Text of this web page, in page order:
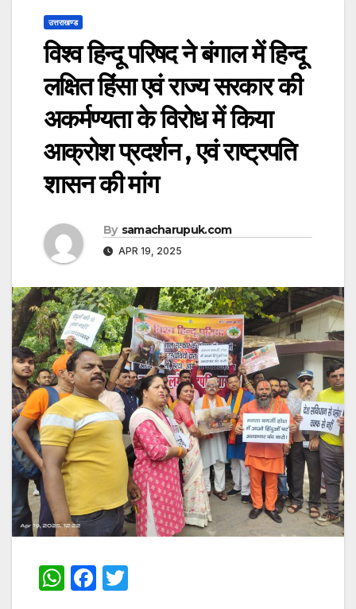
उत्तराखण्ड
विश्व हिन्दू परिषद ने बंगाल में हिन्दू
लक्षित हिंसा एवं राज्य सरकार की
अकर्मण्यता के विरोध में किया
आक्रोश प्रदर्शन , एवं राष्ट्रपति
शासन की मांग
By samacharupuk.com
APR 19, 2025
W F